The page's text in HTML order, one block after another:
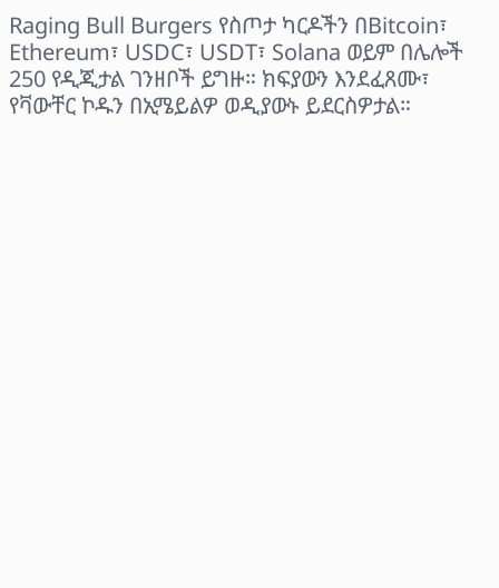
Raging Bull Burgers የስጦታ ካርዶችን በBitcoin፣
Ethereum፣ USDC፣ USDT፣ Solana ወይም በሌሎች
250 የዲጂታል ገንዘቦች ይግዙ። ክፍያውን እንደፈጸሙ፣
የቫውቸር ኮዱን በኢሜይልዎ ወዲያውኑ ይደርስዎታል።